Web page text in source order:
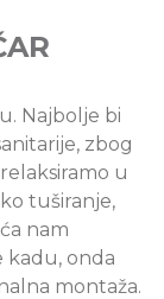
Najbolje bi
zbog
u
tuširanje,
nam
kadu, onda
montaža.